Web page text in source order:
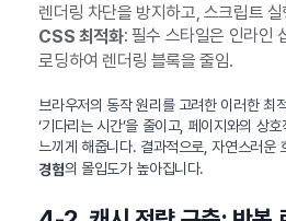
렌더링 차단을 방지하고, 스크립트
CSS 최적화: 필수 스타일은 인라인
로딩하여 렌더링 블록을 줄임.
브라우저의 동작 원리를 고려한 이러한 최
‘기다리는 시간’을 줄이고, 페이지와의 상
느끼게 해줍니다. 결과적으로, 자연스러운
경험의 몰입도가 높아집니다.